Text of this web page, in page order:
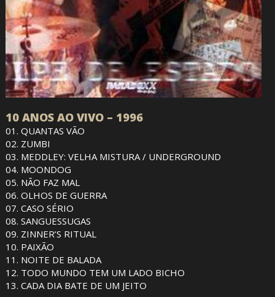
10 ANOS AO VIVO – 1996
01. QUANTAS VÃO
02. ZUMBI
03. MEDDLEY: VELHA MISTURA / UNDERGROUND
04. MOONDOG
05. NÃO FAZ MAL
06. OLHOS DE GUERRA
07. CASO SÉRIO
08. SANGUESSUGAS
09. ZINNER’S RITUAL
10. PAIXÃO
11. NOITE DE BALADA
12. TODO MUNDO TEM UM LADO BICHO
13. CADA DIA BATE DE UM JEITO